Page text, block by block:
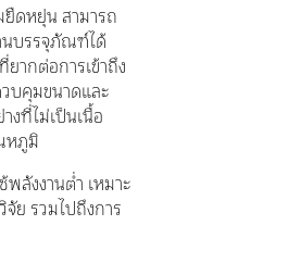
ดหยุ่น สามารถ
นบรรจุภัณฑ์ได้
ากต่อการเข้าถึง
บคุมขนาดและ
งที่ไม่เป็นเนื้อ
หภูมิ
ลังงานต่ำ เหมาะ
ย รวมไปถึงการ